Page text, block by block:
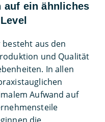
auf ein ähnliches
aus den
und Qualität
In allen
Aufwand auf